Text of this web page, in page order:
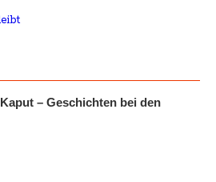
Kaput – Geschichten bei den